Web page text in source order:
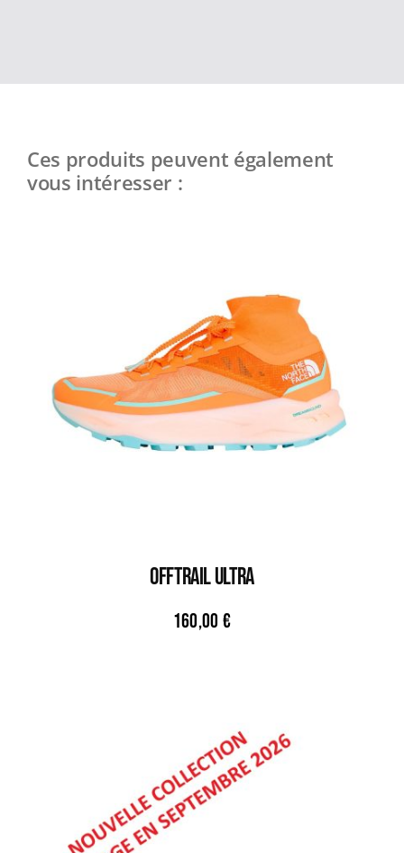
Ces produits peuvent également
vous intéresser :
OFFTRAIL ULTRA
160,00 €